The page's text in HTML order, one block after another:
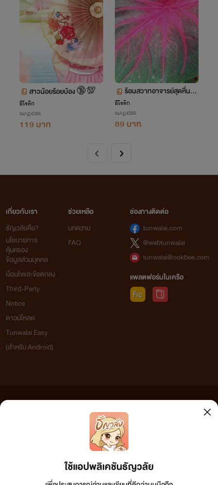
สาวน้อยร้อยบ้อง 🔞💯
อีโรติก
ณภฏ4289.
119 บาท
ร้อนสวาทอาจารย์สุดหื่น
🔞💦
อีโรติก
ณภฏ4289.
89 บาท
ใช้แอปพลิเคชันธัญวลัย
เกี่ยวกับเรา
ธัญวลัยคือ?
นโยบายการ
คุ้มครอง
ข้อมูลส่วนบุคคล
เงื่อนไขและข้อตกลง
Third-Party
Notice
ดาวน์โหลด
Tunwalai Easy
(สำหรับ Android)
ช่วยเหลือ
บทความ
FAQ
ช่องทางติดต่อ
tunwalai.com
@webtunwalai
tunwalai@ookbee.com
แพลตฟอร์มในเครือ
เว็บไซต์แห่งนี้ไม่ได้เห็นด้วยและไม่ขอรับผิดชอบต่อข้อความใดๆ ทั้งสิ้น ดังนั้นผู้อ่านทุกท่านโปรดใช้
วิจารณญาณในการกลั่นกรองด้วยตนเอง และหากท่านพบข้อความใดๆ ที่ขัดต่อกฎหมายและศีลธรรม
กรุณาแจ้งมาที่ tunwalai@ookbee.com เพื่อทีมงานจะได้ดำเนินการในทันที ทั้งนี้ ทางเว็บไซต์ขอสงวน
ลิขสิทธิ์ตามพระราชบัญญัติลิขสิทธิ์ (ฉบับเพิ่มเติม) พ.ศ.2558